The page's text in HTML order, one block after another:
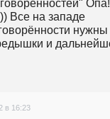
Все на западе
нужны
и
в 16:23